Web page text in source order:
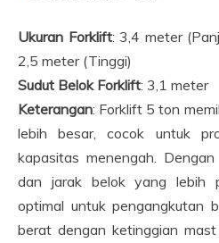
Ukuran Forklift: 3,4 meter
2,5 meter (Tinggi)
Sudut Belok Forklift: 3,1 meter
Keterangan: Forklift 5 ton
lebih besar, cocok untuk
kapasitas menengah.
dan jarak belok yang lebih
optimal untuk pengangkutan
berat dengan ketinggian